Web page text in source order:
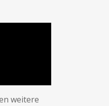
weitere